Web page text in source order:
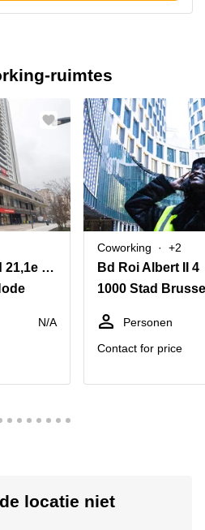
ruimtes
Avenue du Boulevard 21,1e verdieping
N/A
Coworking +2
Bd Roi Albert II 4
1000 Stad
Personen
Contact for price
locatie niet